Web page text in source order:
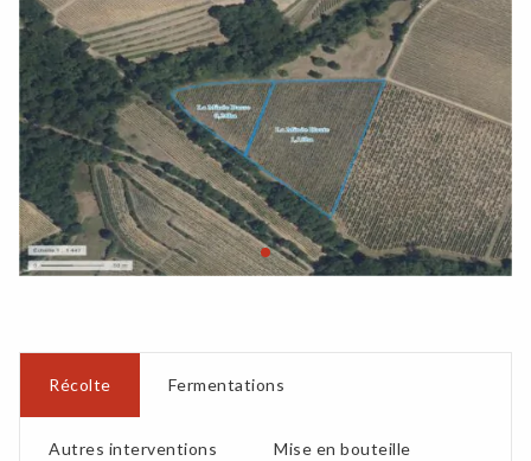
Récolte Fermentations
Autres interventions Mise en bouteille